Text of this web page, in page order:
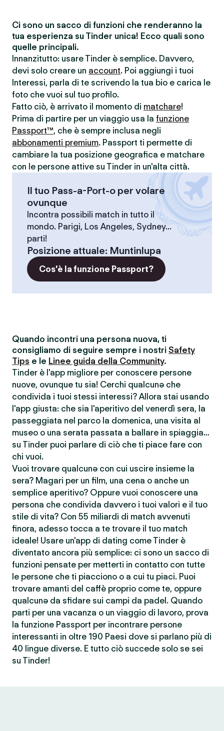
Ci sono un sacco di funzioni che renderanno la
tua esperienza su Tinder unica! Ecco quali sono
quelle principali.
Innanzitutto: usare Tinder è semplice. Davvero,
devi solo creare un account. Poi aggiungi i tuoi
Interessi, parla di te scrivendo la tua bio e carica le
foto che vuoi sul tuo profilo.
Fatto ciò, è arrivato il momento di matchare!
Prima di partire per un viaggio usa la funzione
Passport™, che è sempre inclusa negli
abbonamenti premium. Passport ti permette di
cambiare la tua posizione geografica e matchare
con le persone attive su Tinder in un'alta città.
Il tuo Pass-a-Port-o per volare
ovunque
Incontra possibili match in tutto il
mondo. Parigi, Los Angeles, Sydney...
parti!
Posizione attuale: Muntinlupa
Cos'è la funzione Passport?
Quando incontri una persona nuova, ti
consigliamo di seguire sempre i nostri Safety
Tips e le Linee guida della Community.
Tinder è l'app migliore per conoscere persone
nuove, ovunque tu sia! Cerchi qualcunə che
condivida i tuoi stessi interessi? Allora stai usando
l'app giusta: che sia l'aperitivo del venerdì sera, la
passeggiata nel parco la domenica, una visita al
museo o una serata passata a ballare in spiaggia…
su Tinder puoi parlare di ciò che ti piace fare con
chi vuoi.
Vuoi trovare qualcunə con cui uscire insieme la
sera? Magari per un film, una cena o anche un
semplice aperitivo? Oppure vuoi conoscere una
persona che condivida davvero i tuoi valori e il tuo
stile di vita? Con 55 miliardi di match avvenuti
finora, adesso tocca a te trovare il tuo match
ideale! Usare un'app di dating come Tinder è
diventato ancora più semplice: ci sono un sacco di
funzioni pensate per metterti in contatto con tutte
le persone che ti piacciono o a cui tu piaci. Puoi
trovare amanti del caffè proprio come te, oppure
qualcunə da sfidare sui campi da padel. Quando
parti per una vacanza o un viaggio di lavoro, prova
la funzione Passport per incontrare persone
interessanti in oltre 190 Paesi dove si parlano più di
40 lingue diverse. E tutto ciò succede solo se sei
su Tinder!